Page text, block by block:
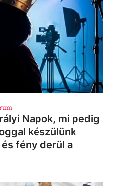
Napok, mi pedig
készülünk
fény derül a